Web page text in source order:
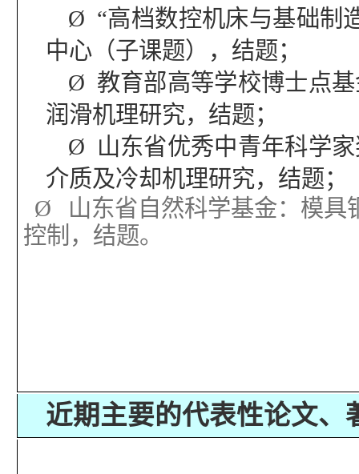
Ø “高档数控机床与基础制
中心（子课题），结题；
Ø 教育部高等学校博士点
润滑机理研究，结题；
Ø 山东省优秀中青年科学
介质及冷却机理研究，结题；
Ø
山东省自然科学基金：模
控制，结题。
近期主要的代表性论文、